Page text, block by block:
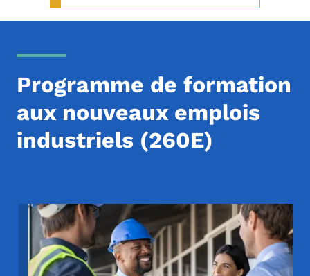
Programme de formation
aux nouveaux emplois
industriels (260E)
Image